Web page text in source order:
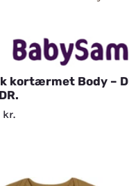
kortærmet Body –
kr.